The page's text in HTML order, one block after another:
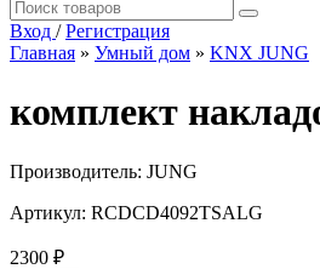
Вход /Регистрация
Главная » Умный дом » KNX JUNG
комплект
Производитель: JUNG
Артикул: RCDCD4092TSALG
2300 ₽